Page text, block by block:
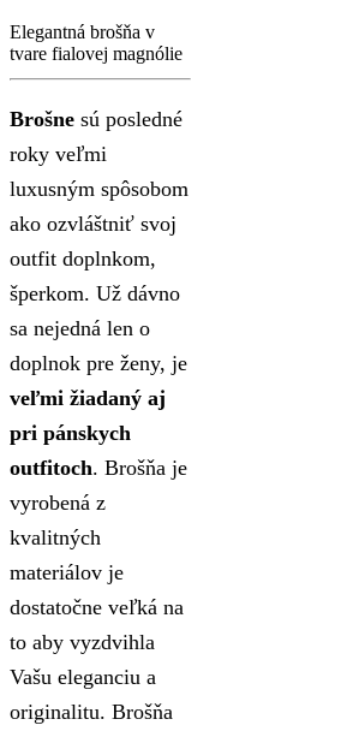
Elegantná brošňa v
tvare fialovej magnólie
Brošne sú posledné
roky veľmi
luxusným spôsobom
ako ozvláštniť svoj
outfit doplnkom,
šperkom. Už dávno
sa nejedná len o
doplnok pre ženy, je
veľmi žiadaný aj
pri pánskych
outfitoch. Brošňa je
vyrobená z
kvalitných
materiálov je
dostatočne veľká na
to aby vyzdvihla
Vašu eleganciu a
originalitu. Brošňa